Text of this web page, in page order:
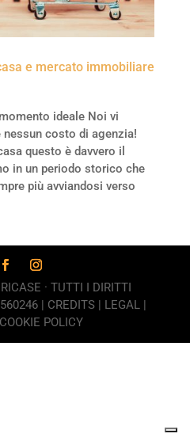
e mercato immobiliare
ideale Noi vi
costo di agenzia!
questo è davvero il
in un periodo storico che
più avviandosi verso
· TUTTI I DIRITTI
| CREDITS| LEGAL|
COOKIE POLICY